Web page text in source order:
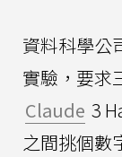
資料科學公
實驗，要求
Claude 3
之間挑個數